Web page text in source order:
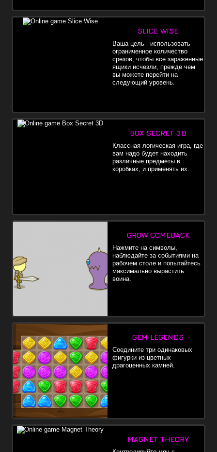
SLICE WISE
Ваша цель - использовать
ограниченное количество
срезов, чтобы все зараженные
ящики исчезли, прежде чем
вы можете перейти на
следующий уровень.
BOX SECRET 3D
Классная логическая игра, где
вам надо будет находить
различные предметы в
коробках, и применять их.
GROW COMEBACK
Нажмите на символы,
наблюдайте за событиями на
рабочем столе и попытайтесь
максимально вырастить
воина.
GEM LEGENDS
Соедините три одинаковых
фигурки из цветных
драгоценных камней.
MAGNET THEORY